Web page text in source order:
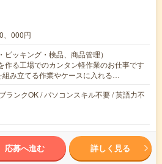
、000円
ピッキング・検品、商品管理）
作る工場でのカンタン軽作業のお仕事です
み立てる作業やケースに入れる…
ランクOK / パソコンスキル不要 / 英語力不
応募へ進む 詳しく見る